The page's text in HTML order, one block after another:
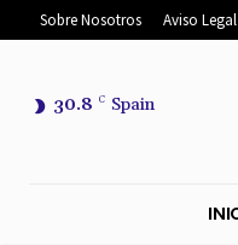
Sobre Nosotros Aviso Legal
30.8 C Spain